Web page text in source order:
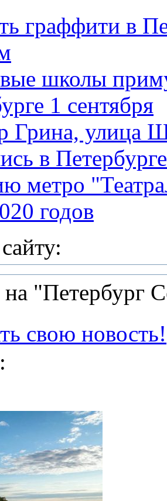
граффити в
школы
1 сентября
Грина, улица
в Петербурге
метро
годов
на "Петербург
свою новость!